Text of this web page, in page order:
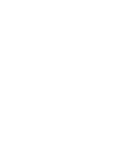
товара на
оплата